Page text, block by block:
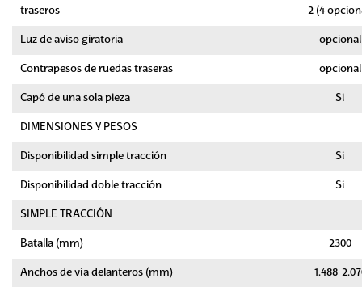
traseros 2 (4
Luz de aviso giratoria opcional
Contrapesos de ruedas traseras opcional
Capó de una sola pieza Si
DIMENSIONES Y PESOS
Disponibilidad simple tracción Si
Disponibilidad doble tracción Si
SIMPLE TRACCIÓN
Batalla (mm) 2300
Anchos de vía delanteros (mm) 1.488-